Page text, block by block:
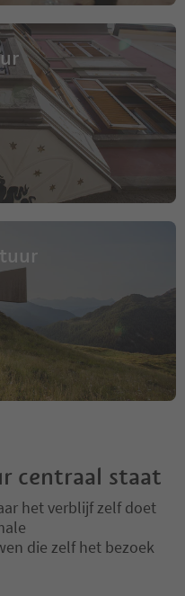
centraal staat
het verblijf zelf doet
die zelf het bezoek